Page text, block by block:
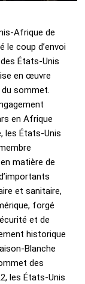
Afrique de
le coup d’envoi
États-Unis
en œuvre
sommet.
en Afrique
les États-Unis
matière de
et sanitaire,
forgé
et de
historique
Blanche
des
les États-Unis